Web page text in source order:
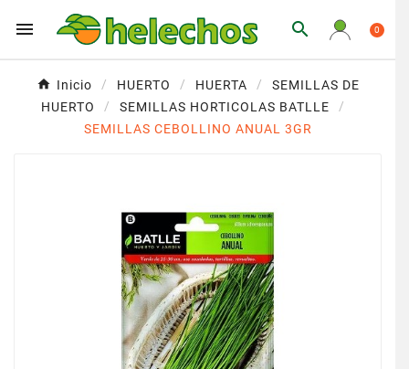
  0
Inicio HUERTO HUERTA
SEMILLAS DE
HUERTO
SEMILLAS HORTICOLAS BATLLE
SEMILLAS CEBOLLINO ANUAL 3GR